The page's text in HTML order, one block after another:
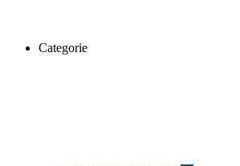
Categorie